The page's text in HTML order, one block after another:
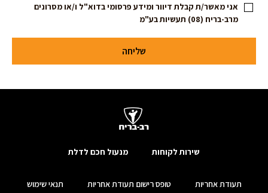
אני מאשר/ת קבלת דיוור ומידע פרסומי בדוא"ל ו/או מסרונים
מרב-בריח (08) תעשיות בע"מ
שליחה
שירות לקוחות מנעול חכם לדלת
תעודת אחריות טופס רישום תעודת אחריות תנאי שימוש